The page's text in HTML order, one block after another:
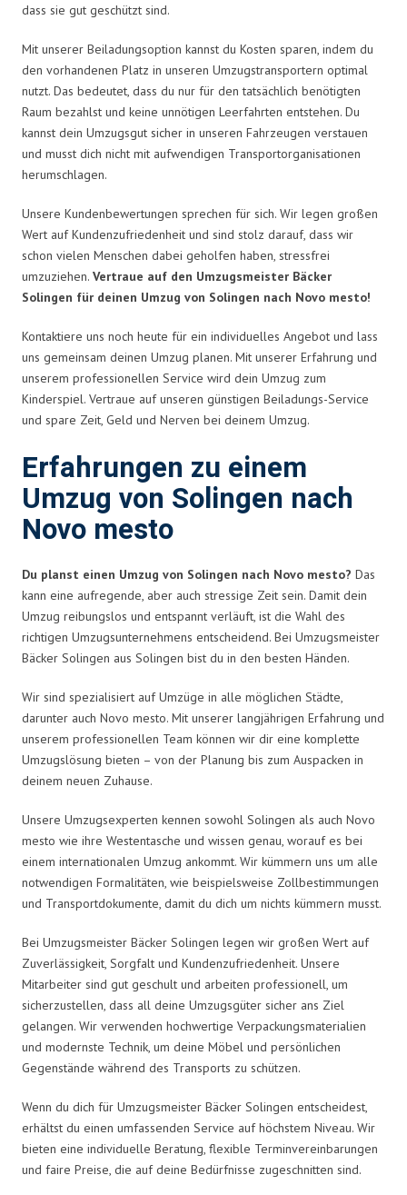
dass sie gut geschützt sind.
Mit unserer Beiladungsoption kannst du Kosten sparen, indem du
den vorhandenen Platz in unseren Umzugstransportern optimal
nutzt. Das bedeutet, dass du nur für den tatsächlich benötigten
Raum bezahlst und keine unnötigen Leerfahrten entstehen. Du
kannst dein Umzugsgut sicher in unseren Fahrzeugen verstauen
und musst dich nicht mit aufwendigen Transportorganisationen
herumschlagen.
Unsere Kundenbewertungen sprechen für sich. Wir legen großen
Wert auf Kundenzufriedenheit und sind stolz darauf, dass wir
schon vielen Menschen dabei geholfen haben, stressfrei
umzuziehen. Vertraue auf den Umzugsmeister Bäcker
Solingen für deinen Umzug von Solingen nach Novo mesto!
Kontaktiere uns noch heute für ein individuelles Angebot und lass
uns gemeinsam deinen Umzug planen. Mit unserer Erfahrung und
unserem professionellen Service wird dein Umzug zum
Kinderspiel. Vertraue auf unseren günstigen Beiladungs-Service
und spare Zeit, Geld und Nerven bei deinem Umzug.
Erfahrungen zu einem
Umzug von Solingen nach
Novo mesto
Du planst einen Umzug von Solingen nach Novo mesto? Das
kann eine aufregende, aber auch stressige Zeit sein. Damit dein
Umzug reibungslos und entspannt verläuft, ist die Wahl des
richtigen Umzugsunternehmens entscheidend. Bei Umzugsmeister
Bäcker Solingen aus Solingen bist du in den besten Händen.
Wir sind spezialisiert auf Umzüge in alle möglichen Städte,
darunter auch Novo mesto. Mit unserer langjährigen Erfahrung und
unserem professionellen Team können wir dir eine komplette
Umzugslösung bieten – von der Planung bis zum Auspacken in
deinem neuen Zuhause.
Unsere Umzugsexperten kennen sowohl Solingen als auch Novo
mesto wie ihre Westentasche und wissen genau, worauf es bei
einem internationalen Umzug ankommt. Wir kümmern uns um alle
notwendigen Formalitäten, wie beispielsweise Zollbestimmungen
und Transportdokumente, damit du dich um nichts kümmern musst.
Bei Umzugsmeister Bäcker Solingen legen wir großen Wert auf
Zuverlässigkeit, Sorgfalt und Kundenzufriedenheit. Unsere
Mitarbeiter sind gut geschult und arbeiten professionell, um
sicherzustellen, dass all deine Umzugsgüter sicher ans Ziel
gelangen. Wir verwenden hochwertige Verpackungsmaterialien
und modernste Technik, um deine Möbel und persönlichen
Gegenstände während des Transports zu schützen.
Wenn du dich für Umzugsmeister Bäcker Solingen entscheidest,
erhältst du einen umfassenden Service auf höchstem Niveau. Wir
bieten eine individuelle Beratung, flexible Terminvereinbarungen
und faire Preise, die auf deine Bedürfnisse zugeschnitten sind.